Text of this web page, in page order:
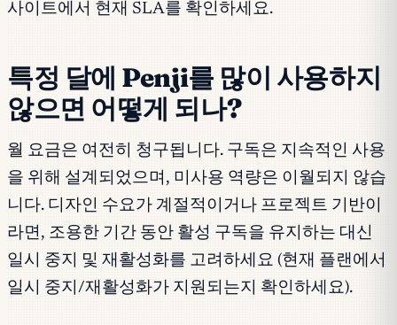
사이트에서 현재 SLA를 확인하세요.
특정 달에 Penji를 많이 사용하지
않으면 어떻게 되나?
월 요금은 여전히 청구됩니다. 구독은 지속적인 사용
을 위해 설계되었으며, 미사용 역량은 이월되지 않습
니다. 디자인 수요가 계절적이거나 프로젝트 기반이
라면, 조용한 기간 동안 활성 구독을 유지하는 대신
일시 중지 및 재활성화를 고려하세요 (현재 플랜에서
일시 중지/재활성화가 지원되는지 확인하세요).